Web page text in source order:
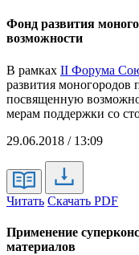
Фонд развития
возможности
В рамках II Форума
развития моногородов
посвященную
мерам поддержки со
29.06.2018 / 13:09
Читать Скачать PDF
Применение
материалов